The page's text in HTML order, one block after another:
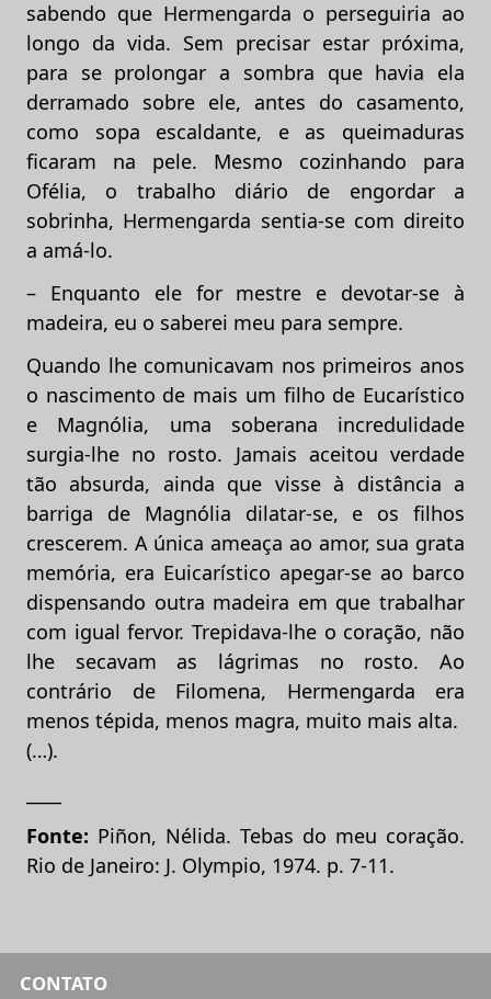
sabendo que Hermengarda o perseguiria ao
longo da vida. Sem precisar estar próxima,
para se prolongar a sombra que havia ela
derramado sobre ele, antes do casamento,
como sopa escaldante, e as queimaduras
ficaram na pele. Mesmo cozinhando para
Ofélia, o trabalho diário de engordar a
sobrinha, Hermengarda sentia-se com direito
a amá-lo.
– Enquanto ele for mestre e devotar-se à
madeira, eu o saberei meu para sempre.
Quando lhe comunicavam nos primeiros anos
o nascimento de mais um filho de Eucarístico
e Magnólia, uma soberana incredulidade
surgia-lhe no rosto. Jamais aceitou verdade
tão absurda, ainda que visse à distância a
barriga de Magnólia dilatar-se, e os filhos
crescerem. A única ameaça ao amor, sua grata
memória, era Euicarístico apegar-se ao barco
dispensando outra madeira em que trabalhar
com igual fervor. Trepidava-lhe o coração, não
lhe secavam as lágrimas no rosto. Ao
contrário de Filomena, Hermengarda era
menos tépida, menos magra, muito mais alta.
(…).
Fonte: Piñon, Nélida. Tebas do meu coração.
Rio de Janeiro: J. Olympio, 1974. p. 7-11.
CONTATO